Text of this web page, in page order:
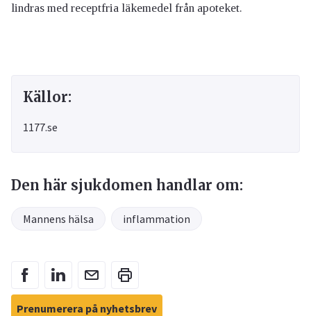
lindras med receptfria läkemedel från apoteket.
Källor:
1177.se
Den här sjukdomen handlar om:
Mannens hälsa inflammation
Prenumerera på nyhetsbrev